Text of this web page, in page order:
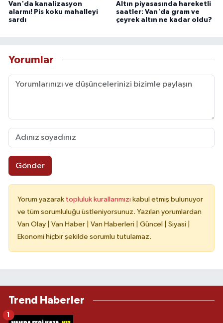
Van'da kanalizasyon
alarmı! Pis koku mahalleyi
sardı
Altın piyasasında hareketli
saatler: Van'da gram ve
çeyrek altın ne kadar oldu?
Yorumlar
Gönder
Yorum yazarak topluluk kurallarımızı kabul etmiş bulunuyor
ve tüm sorumluluğu üstleniyorsunuz. Yazılan yorumlardan
Van Olay | Van Haber | Van Haberleri | Güncel | Siyasi |
Ekonomi hiçbir şekilde sorumlu tutulamaz.
Trend Haberler
1